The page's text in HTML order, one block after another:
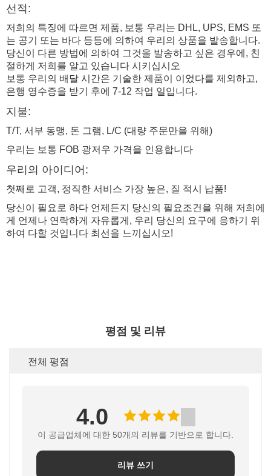
선적:
저희의 특징에 따르면 제품, 보통 우리는 DHL, UPS, EMS 또
는 공기 또는 바다 등등에 의하여 우리의 상품을 발송합니다.
당신이 다른 방법에 의하여 그것을 발송하고 싶은 경우에, 친
절하게 저희를 알고 있습니다 시키십시오
보통 우리의 배달 시간은 기술한 제품이 이었다를 제외하고,
은행 영수증을 받기 후에 7-12 작업 일입니다.
지불:
T/T, 서부 동맹, 돈 그램, L/C (대량 주문만을 위해)
우리는 보통 FOB 광저우 가격을 인용합니다
우리의 아이디어:
첫째로 고객, 정직한 서비스 가장 높은, 질 적시 납품!
당신이 필요로 하다 언제든지 당신의 필요조건을 위해 저희에
게 언제나 연락하게 자유롭게, 우리 당신의 요구에 응하기 위
하여 다할 것입니다 최선을 느끼십시오!
평점 및 리뷰
전체 평점
4.0
이 공급업체에 대한 50개의 리뷰를 기반으로 합니다.
리뷰 쓰기